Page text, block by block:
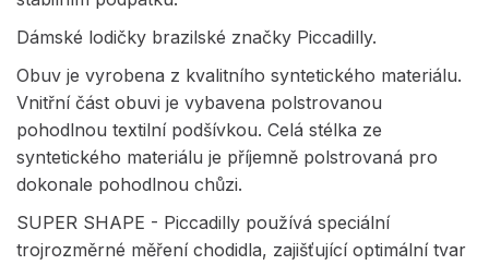
Dámské lodičky brazilské značky Piccadilly.
Obuv je vyrobena z kvalitního syntetického materiálu.
Vnitřní část obuvi je vybavena polstrovanou
pohodlnou textilní podšívkou. Celá stélka ze
syntetického materiálu je příjemně polstrovaná pro
dokonale pohodlnou chůzi.
SUPER SHAPE - Piccadilly používá speciální
trojrozměrné měření chodidla, zajišťující optimální tvar